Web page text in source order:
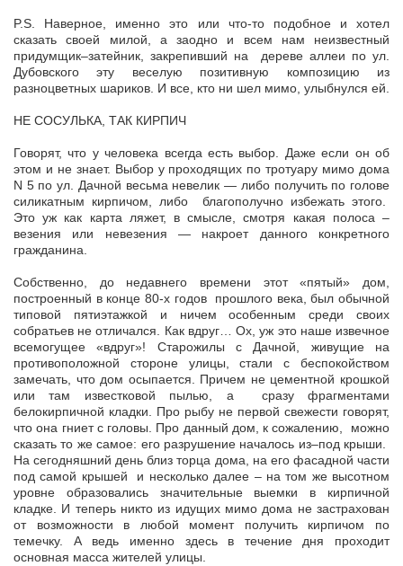
P.S. Наверное, именно это или что-то подобное и хотел
сказать своей милой, а заодно и всем нам неизвестный
придумщик–затейник, закрепивший на дереве аллеи по ул.
Дубовского эту веселую позитивную композицию из
разноцветных шариков. И все, кто ни шел мимо, улыбнулся ей.
НЕ СОСУЛЬКА, ТАК КИРПИЧ
Говорят, что у человека всегда есть выбор. Даже если он об
этом и не знает. Выбор у проходящих по тротуару мимо дома
N 5 по ул. Дачной весьма невелик — либо получить по голове
силикатным кирпичом, либо благополучно избежать этого.
Это уж как карта ляжет, в смысле, смотря какая полоса –
везения или невезения — накроет данного конкретного
гражданина.
Собственно, до недавнего времени этот «пятый» дом,
построенный в конце 80-х годов прошлого века, был обычной
типовой пятиэтажкой и ничем особенным среди своих
собратьев не отличался. Как вдруг… Ох, уж это наше извечное
всемогущее «вдруг»! Старожилы с Дачной, живущие на
противоположной стороне улицы, стали с беспокойством
замечать, что дом осыпается. Причем не цементной крошкой
или там известковой пылью, а сразу фрагментами
белокирпичной кладки. Про рыбу не первой свежести говорят,
что она гниет с головы. Про данный дом, к сожалению, можно
сказать то же самое: его разрушение началось из–под крыши.
На сегодняшний день близ торца дома, на его фасадной части
под самой крышей и несколько далее – на том же высотном
уровне образовались значительные выемки в кирпичной
кладке. И теперь никто из идущих мимо дома не застрахован
от возможности в любой момент получить кирпичом по
темечку. А ведь именно здесь в течение дня проходит
основная масса жителей улицы.